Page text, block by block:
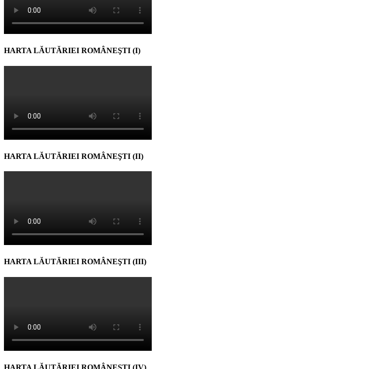
HARTA LĂUTĂRIEI ROMÂNEŞTI (I)
HARTA LĂUTĂRIEI ROMÂNEŞTI (II)
HARTA LĂUTĂRIEI ROMÂNEŞTI (III)
HARTA LĂUTĂRIEI ROMÂNEŞTI (IV)